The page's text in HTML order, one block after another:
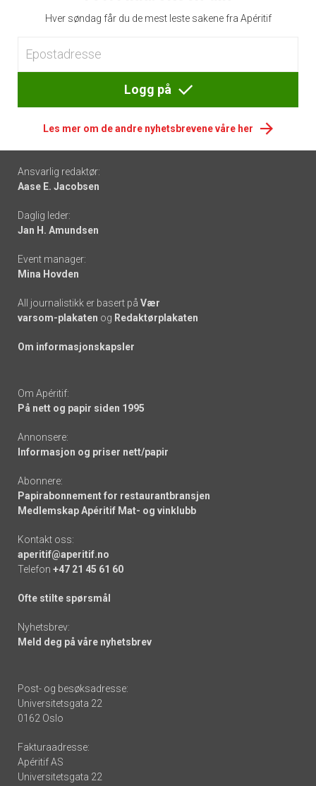
Hver søndag får du de mest leste sakene fra Apéritif
Logg på
Les mer om de andre nyhetsbrevene våre her
Footer
-
links
Ansvarlig redaktør:
Aase E. Jacobsen
Daglig leder:
Jan H. Amundsen
Event manager:
Mina Hovden
All journalistikk er basert på Vær
varsom-plakaten og Redaktørplakaten
Om informasjonskapsler
Om Apéritif:
På nett og papir siden 1995
Annonsere:
Informasjon og priser nett/papir
Abonnere:
Papirabonnement for restaurantbransjen
Medlemskap Apéritif Mat- og vinklubb
Kontakt oss:
aperitif@aperitif.no
Telefon +47 21 45 61 60
Ofte stilte spørsmål
Nyhetsbrev:
Meld deg på våre nyhetsbrev
Post- og besøksadresse:
Universitetsgata 22
0162 Oslo
Fakturaadresse:
Apéritif AS
Universitetsgata 22